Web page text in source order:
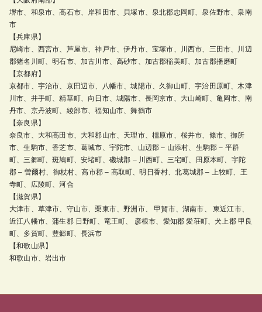
堺市、和泉市、高石市、岸和田市、貝塚市、泉北郡忠岡町、泉佐野市、泉南
市
【兵庫県】
尼崎市、西宮市、芦屋市、神戸市、伊丹市、宝塚市、川西市、三田市、川辺
郡猪名川町、明石市、加古川市、高砂市、加古郡稲美町、加古郡播磨町
【京都府】
京都市、宇治市、京田辺市、八幡市、城陽市、久御山町、宇治田原町、木津
川市、井手町、精華町、向日市、城陽市、長岡京市、大山崎町、亀岡市、南
丹市、京丹波町、綾部市、福知山市、舞鶴市
【奈良県】
奈良市、大和高田市、大和郡山市、天理市、橿原市、桜井市、條市、御所
市、生駒市、香芝市、葛城市、宇陀市、山辺郡 – 山添村、生駒郡 – 平群
町、三郷町、斑鳩町、安堵町、磯城郡 – 川西町、三宅町、田原本町、宇陀
郡 – 曽爾村、御杖村、高市郡 – 高取町、明日香村、北葛城郡 – 上牧町、王
寺町、広陵町、河合
【滋賀県】
大津市、草津市、守山市、栗東市、野洲市、 甲賀市、湖南市、 東近江市、
近江八幡市、蒲生郡 日野町、竜王町、 彦根市、愛知郡 愛荘町、犬上郡 甲良
町、多賀町、豊郷町、長浜市
【和歌山県】
和歌山市、岩出市